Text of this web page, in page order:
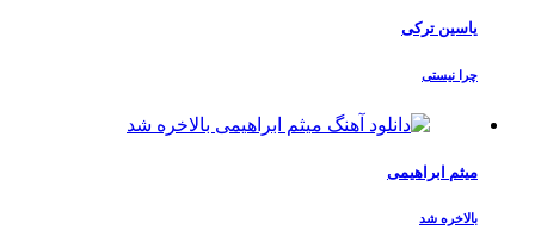
یاسین ترکی
چرا نیستی
میثم ابراهیمی
بالاخره شد